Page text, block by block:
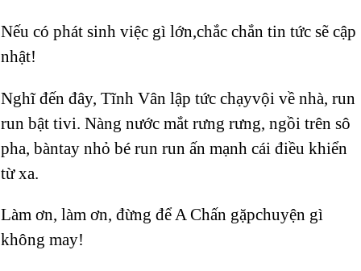
Nếu có phát sinh việc gì lớn,chắc chắn tin tức sẽ cập
nhật!
Nghĩ đến đây, Tĩnh Vân lập tức chạyvội về nhà, run
run bật tivi. Nàng nước mắt rưng rưng, ngồi trên sô
pha, bàntay nhỏ bé run run ấn mạnh cái điều khiển
từ xa.
Làm ơn, làm ơn, đừng để A Chấn gặpchuyện gì
không may!